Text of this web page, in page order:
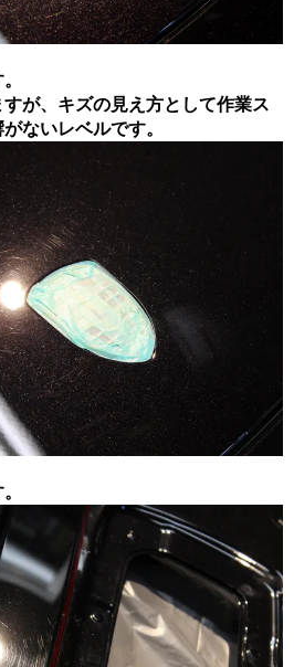
が、キズの見え方として作業ス
ないレベルです。